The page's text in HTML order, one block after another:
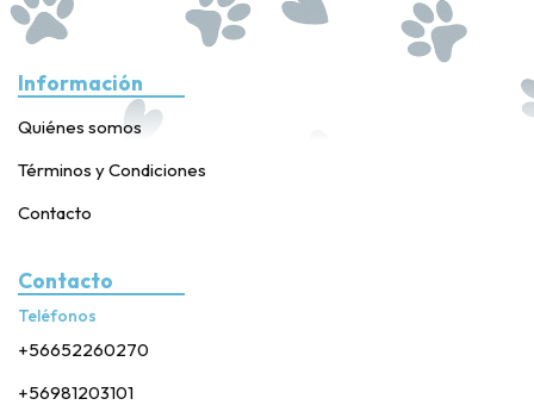
Información
Quiénes somos
Términos y Condiciones
Contacto
Contacto
Teléfonos
+56652260270
+56981203101